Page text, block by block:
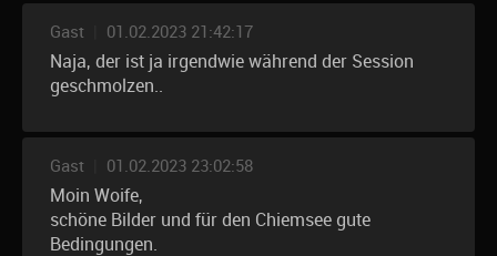
Gast 01.02.2023 21:42:17
Naja, der ist ja irgendwie während der Session
geschmolzen..
Gast 01.02.2023 23:02:58
Moin Woife,
schöne Bilder und für den Chiemsee gute
Bedingungen.